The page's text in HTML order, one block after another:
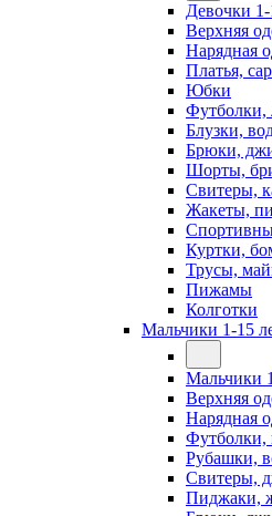
Девочки 1-
Верхняя
Нарядная
Платья,
Юбки
Футболки,
Блузки,
Брюки,
Шорты,
Свитеры,
Жакеты,
Куртки,
Трусы,
Пижамы
Колготки
Мальчики 1-15
Мальчики
Верхняя
Нарядная
Футболки,
Рубашки,
Свитеры,
Пиджаки,